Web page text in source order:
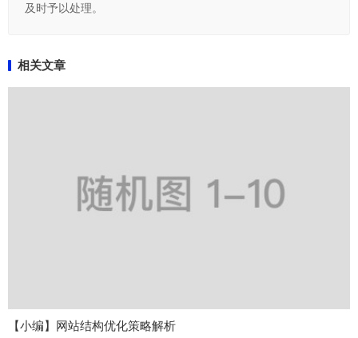
及时予以处理。
相关文章
【小编】网站结构优化策略解析